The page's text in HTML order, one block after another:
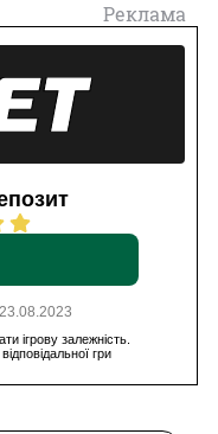
Реклама
ігрову залежність.
гри